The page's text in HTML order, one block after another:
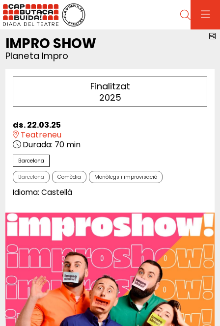
Cerca
IMPRO SHOW
Planeta Impro
Finalitzat
2025
ds. 22.03.25
Teatreneu
Durada: 70 min
Barcelona
Barcelona Comèdia Monòlegs i improvisació
Idioma: Castellà